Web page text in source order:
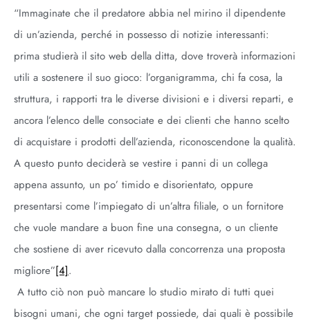
“Immaginate che il predatore abbia nel mirino il dipendente
di un’azienda, perché in possesso di notizie interessanti:
prima studierà il sito web della ditta, dove troverà informazioni
utili a sostenere il suo gioco: l’organigramma, chi fa cosa, la
struttura, i rapporti tra le diverse divisioni e i diversi reparti, e
ancora l’elenco delle consociate e dei clienti che hanno scelto
di acquistare i prodotti dell’azienda, riconoscendone la qualità.
A questo punto deciderà se vestire i panni di un collega
appena assunto, un po’ timido e disorientato, oppure
presentarsi come l’impiegato di un’altra filiale, o un fornitore
che vuole mandare a buon fine una consegna, o un cliente
che sostiene di aver ricevuto dalla concorrenza una proposta
migliore”[4].
A tutto ciò non può mancare lo studio mirato di tutti quei
bisogni umani, che ogni target possiede, dai quali è possibile